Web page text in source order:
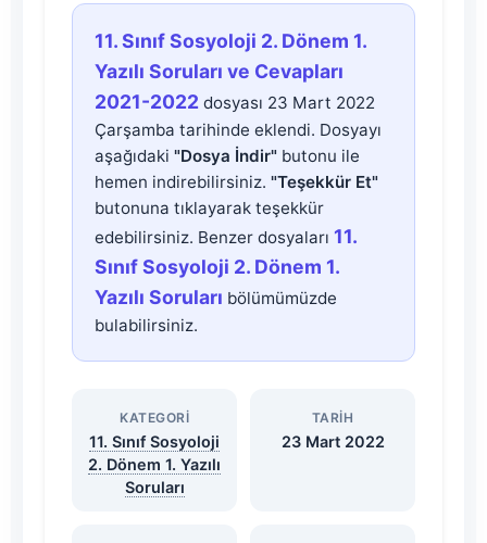
11.
Sınıf
Sosyoloji
2.
Dönem
1.
Yazılı
Soruları
ve
11. Sınıf Sosyoloji 2. Dönem 1.
Yazılı Soruları ve Cevapları
2021-2022 dosyası 23 Mart 2022
Çarşamba tarihinde eklendi. Dosyayı
aşağıdaki "Dosya İndir" butonu ile
hemen indirebilirsiniz. "Teşekkür Et"
butonuna tıklayarak teşekkür
edebilirsiniz. Benzer dosyaları 11.
Sınıf Sosyoloji 2. Dönem 1.
Yazılı Soruları bölümümüzde
bulabilirsiniz.
KATEGORI
11. Sınıf Sosyoloji
2. Dönem 1. Yazılı
Soruları
TARIH
23 Mart 2022